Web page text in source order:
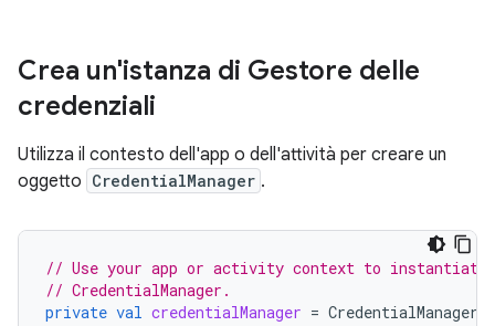
Crea un'istanza di Gestore delle
credenziali
Utilizza il contesto dell'app o dell'attività per creare un
oggetto CredentialManager .
// Use your app or activity context to
// CredentialManager.
private val credentialManager = CredentialManager